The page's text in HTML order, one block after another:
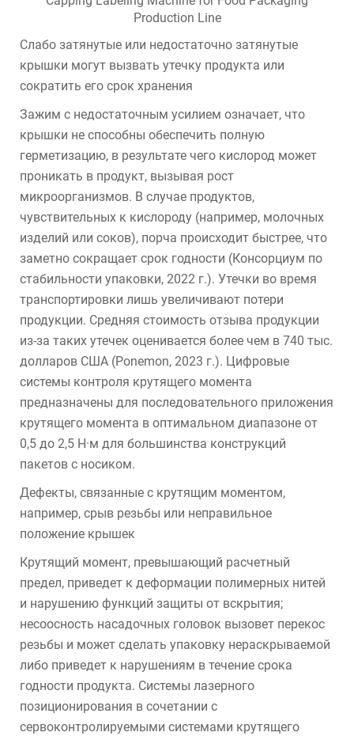
Слабо затянутые или недостаточно затянутые
крышки могут вызвать утечку продукта или
сократить его срок хранения
Зажим с недостаточным усилием означает, что
крышки не способны обеспечить полную
герметизацию, в результате чего кислород может
проникать в продукт, вызывая рост
микроорганизмов. В случае продуктов,
чувствительных к кислороду (например, молочных
изделий или соков), порча происходит быстрее, что
заметно сокращает срок годности (Консорциум по
стабильности упаковки, 2022 г.). Утечки во время
транспортировки лишь увеличивают потери
продукции. Средняя стоимость отзыва продукции
из-за таких утечек оценивается более чем в 740 тыс.
долларов США (Ponemon, 2023 г.). Цифровые
системы контроля крутящего момента
предназначены для последовательного приложения
крутящего момента в оптимальном диапазоне от
0,5 до 2,5 Н·м для большинства конструкций
пакетов с носиком.
Дефекты, связанные с крутящим моментом,
например, срыв резьбы или неправильное
положение крышек
Крутящий момент, превышающий расчетный
предел, приведет к деформации полимерных нитей
и нарушению функций защиты от вскрытия;
несоосность насадочных головок вызовет перекос
резьбы и может сделать упаковку нераскрываемой
либо приведет к нарушениям в течение срока
годности продукта. Системы лазерного
позиционирования в сочетании с
сервоконтролируемыми системами крутящего